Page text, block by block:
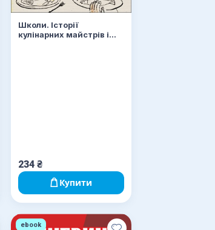
Школи. Історії
кулінарних майстрів і
234 ₴
Купити
ebook